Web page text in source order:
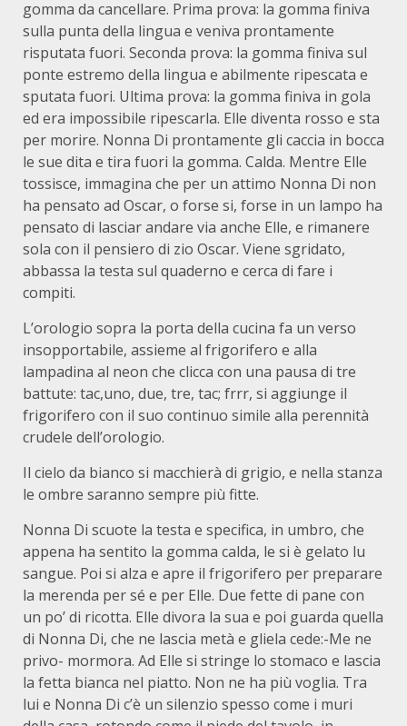
gomma da cancellare. Prima prova: la gomma finiva
sulla punta della lingua e veniva prontamente
risputata fuori. Seconda prova: la gomma finiva sul
ponte estremo della lingua e abilmente ripescata e
sputata fuori. Ultima prova: la gomma finiva in gola
ed era impossibile ripescarla. Elle diventa rosso e sta
per morire. Nonna Di prontamente gli caccia in bocca
le sue dita e tira fuori la gomma. Calda. Mentre Elle
tossisce, immagina che per un attimo Nonna Di non
ha pensato ad Oscar, o forse si, forse in un lampo ha
pensato di lasciar andare via anche Elle, e rimanere
sola con il pensiero di zio Oscar. Viene sgridato,
abbassa la testa sul quaderno e cerca di fare i
compiti.
L’orologio sopra la porta della cucina fa un verso
insopportabile, assieme al frigorifero e alla
lampadina al neon che clicca con una pausa di tre
battute: tac,uno, due, tre, tac; frrr, si aggiunge il
frigorifero con il suo continuo simile alla perennità
crudele dell’orologio.
Il cielo da bianco si macchierà di grigio, e nella stanza
le ombre saranno sempre più fitte.
Nonna Di scuote la testa e specifica, in umbro, che
appena ha sentito la gomma calda, le si è gelato lu
sangue. Poi si alza e apre il frigorifero per preparare
la merenda per sé e per Elle. Due fette di pane con
un po’ di ricotta. Elle divora la sua e poi guarda quella
di Nonna Di, che ne lascia metà e gliela cede:-Me ne
privo- mormora. Ad Elle si stringe lo stomaco e lascia
la fetta bianca nel piatto. Non ne ha più voglia. Tra
lui e Nonna Di c’è un silenzio spesso come i muri